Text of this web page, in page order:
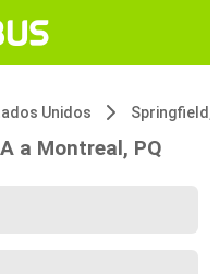
Unidos Springfield,
a Montreal, PQ